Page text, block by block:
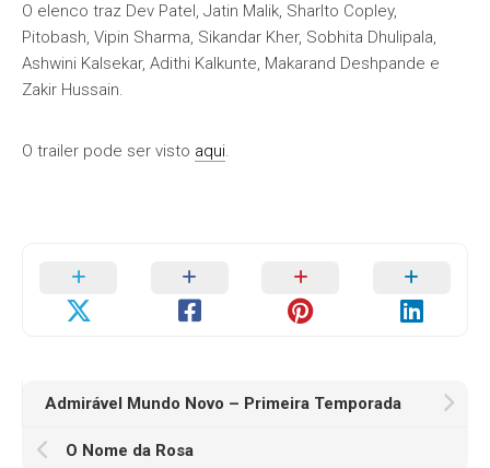
O elenco traz Dev Patel, Jatin Malik, Sharlto Copley,
Pitobash, Vipin Sharma, Sikandar Kher, Sobhita Dhulipala,
Ashwini Kalsekar, Adithi Kalkunte, Makarand Deshpande e
Zakir Hussain.
O trailer pode ser visto aqui.
Admirável Mundo Novo – Primeira Temporada
O Nome da Rosa